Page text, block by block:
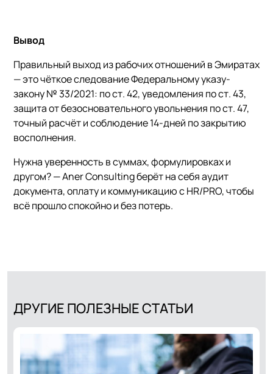
Вывод
Правильный выход из рабочих отношений в Эмиратах
— это чёткое следование Федеральному указу-
закону № 33/2021: по ст. 42, уведомления по ст. 43,
защита от безосновательного увольнения по ст. 47,
точный расчёт и соблюдение 14-дней по закрытию
восполнения.
Нужна уверенность в суммах, формулировках и
другом? — Aner Consulting берёт на себя аудит
документа, оплату и коммуникацию с HR/PRO, чтобы
всё прошло спокойно и без потерь.
ДРУГИЕ ПОЛЕЗНЫЕ СТАТЬИ